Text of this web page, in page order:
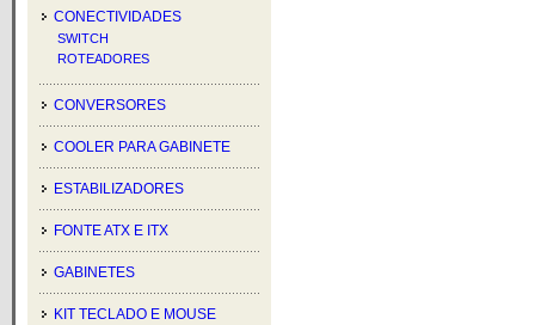
CONECTIVIDADES
SWITCH
ROTEADORES
CONVERSORES
COOLER PARA GABINETE
ESTABILIZADORES
FONTE ATX E ITX
GABINETES
KIT TECLADO E MOUSE